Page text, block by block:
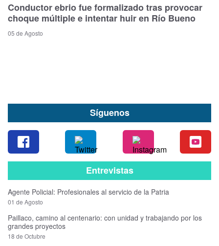
Conductor ebrio fue formalizado tras provocar
choque múltiple e intentar huir en Río Bueno
05 de Agosto
Síguenos
Entrevistas
Agente Policial: Profesionales al servicio de la Patria
01 de Agosto
Paillaco, camino al centenario: con unidad y trabajando por los
grandes proyectos
18 de Octubre